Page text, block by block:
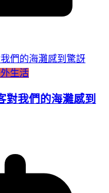
生活
對我們的海灘感到